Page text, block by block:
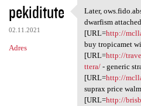
pekiditute
02.11.2021
Adres
Later,
Later,
dwarfism
[URL=http://
buy tropicamet
[URL=http://
ttera/- generic
[URL=http://
suprax price
[URL=http://